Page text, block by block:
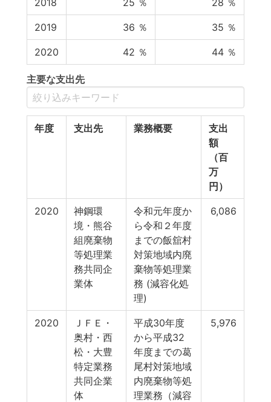
2018 25 ％ 28 ％
2019 36 ％ 35 ％
2020 42 ％ 44 ％
主要な支出先
年度 支出先 業務概要
支出
額
（百
万
円）
2020
神鋼環
境・熊谷
組廃棄物
等処理業
務共同企
業体
令和元年度か
ら令和２年度
までの飯舘村
対策地域内廃
棄物等処理業
務 (減容化処
理)
6,086
2020
ＪＦＥ・
奥村・西
松・大豊
特定業務
共同企業
体
平成30年度
から平成32
年度までの葛
尾村対策地域
内廃棄物等処
理業務（減容
5,976